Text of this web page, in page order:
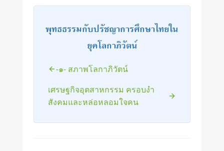
พุทธธรรมกับปรัชญาการศึกษาไทยใน
ยุคโลกาภิวัตน์
-๑- สภาพโลกาภิวัตน์
เศรษฐกิจอุตสาหกรรม ครอบงำ
สังคมและหล่อหลอมใจคน